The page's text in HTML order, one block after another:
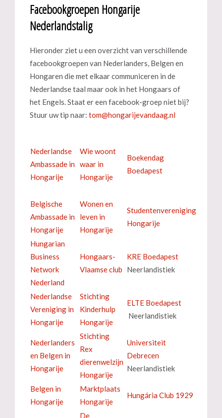
Facebookgroepen Hongarije
Nederlandstalig
Hieronder ziet u een overzicht van verschillende
facebookgroepen van Nederlanders, Belgen en
Hongaren die met elkaar communiceren in de
Nederlandse taal maar ook in het Hongaars of
het Engels. Staat er een facebook-groep niet bij?
Stuur uw tip naar:
Nederlandse
Ambassade in
Hongarije
Wie woont
waar in
Hongarije
Boekendag
Boedapest
Belgische
Ambassade in
Hongarije
Wonen en
leven in
Hongarije
Studentenvereniging
Hongarije
Hungarian
Business
Network
Nederland
Hongaars-
Vlaamse club
KRE Boedapest
Neerlandistiek
Nederlandse
Vereniging in
Hongarije
Stichting
Kinderhulp
Hongarije
ELTE Boedapest
Neerlandistiek
Nederlanders
en Belgen in
Hongarije
Stichting
Rex
dierenwelzijn
Hongarije
Universiteit
Debrecen
Neerlandistiek
Belgen in
Hongarije
Marktplaats
Hongarije
Hungária Club 1929
De